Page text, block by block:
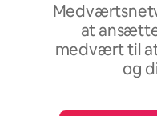
at
medvært til
og